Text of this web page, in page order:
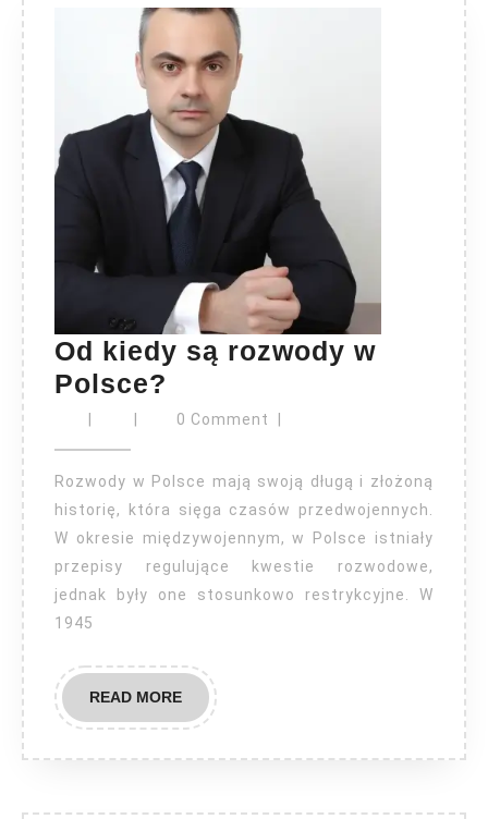
Od kiedy są rozwody w
Polsce?
kiedy
rozwody
w
Polsce?
0 Comment
Rozwody w Polsce mają swoją długą i złożoną
historię, która sięga czasów przedwojennych.
W okresie międzywojennym, w Polsce istniały
przepisy regulujące kwestie rozwodowe,
jednak były one stosunkowo restrykcyjne. W
1945
READ MOREREAD
MORE